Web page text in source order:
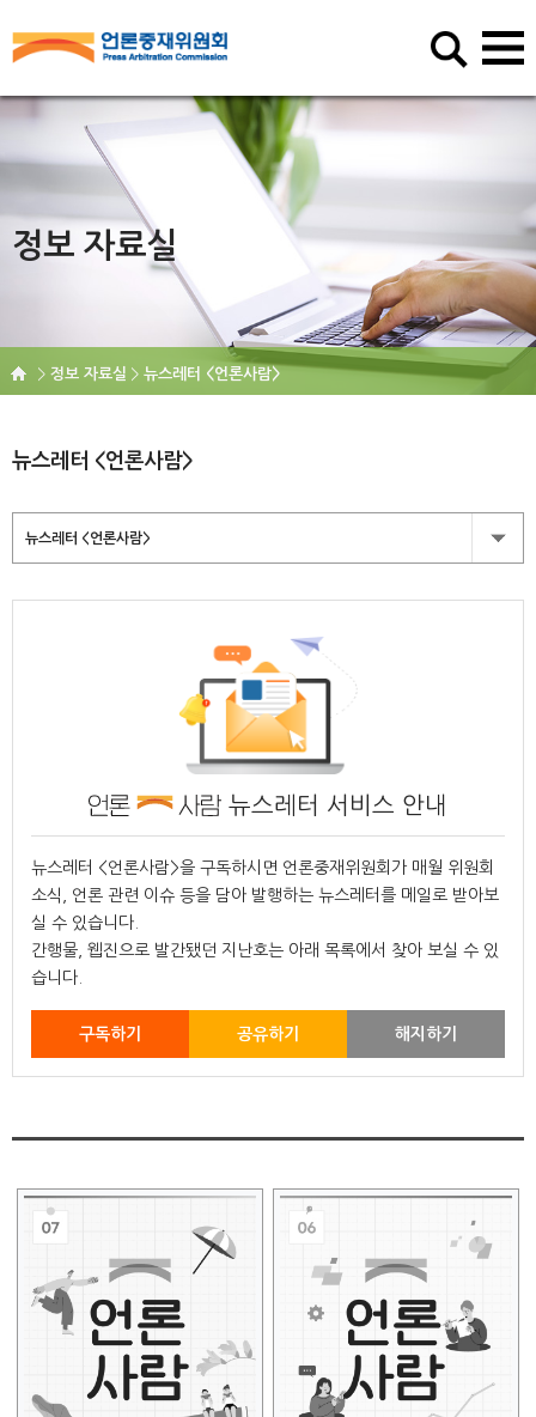
정보 자료실
정보 자료실 뉴스레터 <언론사람>
뉴스레터 <언론사람>
뉴스레터 <언론사람>
뉴스레터 서비스 안내
뉴스레터 <언론사람>을 구독하시면 언론중재위원회가 매월 위원회
소식, 언론 관련 이슈 등을 담아 발행하는 뉴스레터를 메일로 받아보
실 수 있습니다.
간행물, 웹진으로 발간됐던 지난호는 아래 목록에서 찾아 보실 수 있
습니다.
구독하기 공유하기 해지하기